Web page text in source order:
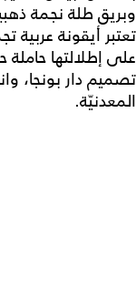
وبريق طلة نجمة
تعتبر أيقونة عربية
على إطلالتها
تصميم دار بونجا،
المعدنيّة.